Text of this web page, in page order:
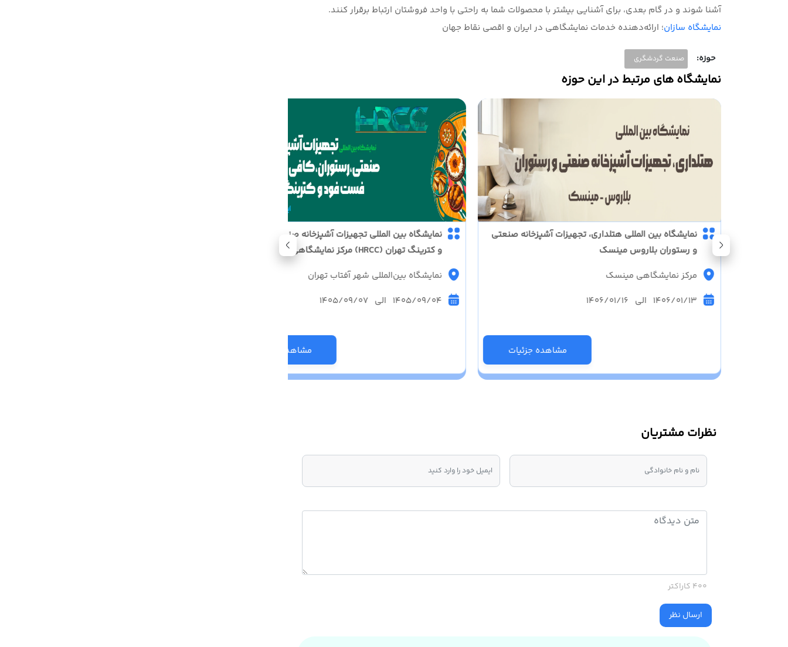
آشنا شوند و در گام بعدی، برای آشنایی بیشتر با محصولات شما به راحتی با واحد فروشتان ارتباط برقرار کنند.
نمایشگاه سازان؛ ارائه‌دهنده خدمات نمایشگاهی در ایران و‌ اقصی نقاط جهان
حوزه: صنعت گردشگری
نمایشگاه های مرتبط در این حوزه
نمایشگاه بین المللی هتلداری، تجهیزات آشپزخانه صنعتی
و رستوران بلاروس مینسک
مرکز نمایشگاهی مینسک
1406/01/13 الی 1406/01/16
مشاهده جزئیات
نمایشگاه بین المللی تجهیزات آشپزخانه صنعتی، رستوران
و کترینگ تهران (HRCC) مرکز نمایشگاهی شهر آفتاب
نمایشگاه بین‌المللی شهر آفتاب تهران
1405/09/04 الی 1405/09/07
مشاهده جزئیات
نظرات مشتریان
400 کاراکتر
ارسال نظر